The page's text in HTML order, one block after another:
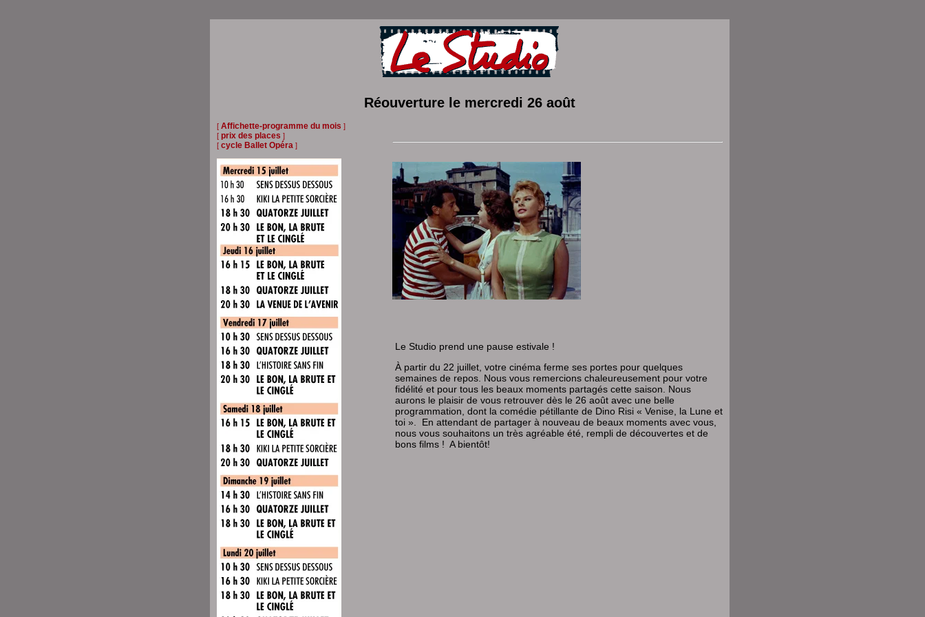
Réouverture le mercredi 26 août
[ Affichette-programme du mois ]
[ prix des places ]
[ cycle Ballet Opéra ]
Le Studio prend une pause estivale !
À partir du 22 juillet, votre cinéma ferme ses portes pour quelques
semaines de repos. Nous vous remercions chaleureusement pour votre
fidélité et pour tous les beaux moments partagés cette saison. Nous
aurons le plaisir de vous retrouver dès le 26 août avec une belle
programmation, dont la comédie pétillante de Dino Risi « Venise, la Lune et
toi ». En attendant de partager à nouveau de beaux moments avec vous,
nous vous souhaitons un très agréable été, rempli de découvertes et de
bons films ! A bientôt!